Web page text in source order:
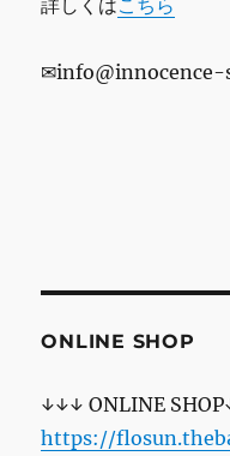
✉info@innocence-
ONLINE SHOP
↓↓↓ ONLINE
https://